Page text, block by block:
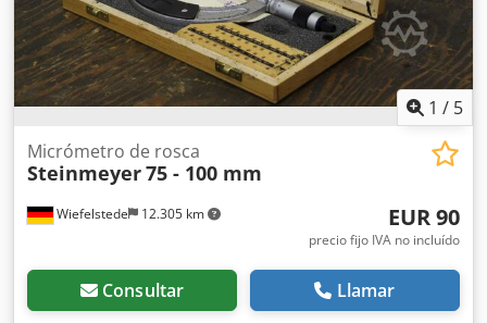
1 / 5
Wiefelstede 12.305 km
Micrómetro de rosca
Steinmeyer75 - 100 mm
EUR 90
precio fijo IVA no incluído
Consultar Llamar